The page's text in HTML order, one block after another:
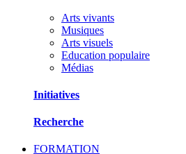
Arts vivants
Musiques
Arts visuels
Education populaire
Médias
Initiatives
Recherche
FORMATION